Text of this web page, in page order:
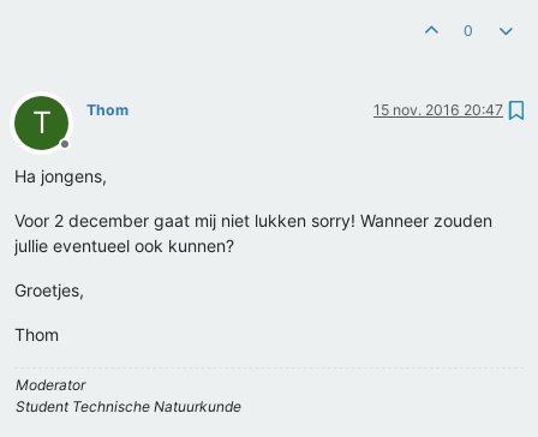
0
T
Offline
Thom 15 nov. 2016 20:47
Ha jongens,
Voor 2 december gaat mij niet lukken sorry! Wanneer zouden
jullie eventueel ook kunnen?
Groetjes,
Thom
Moderator
Student Technische Natuurkunde